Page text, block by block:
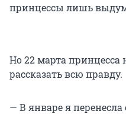
принцессы лишь
Но 22 марта принцесса
рассказать всю правду.
— В январе я